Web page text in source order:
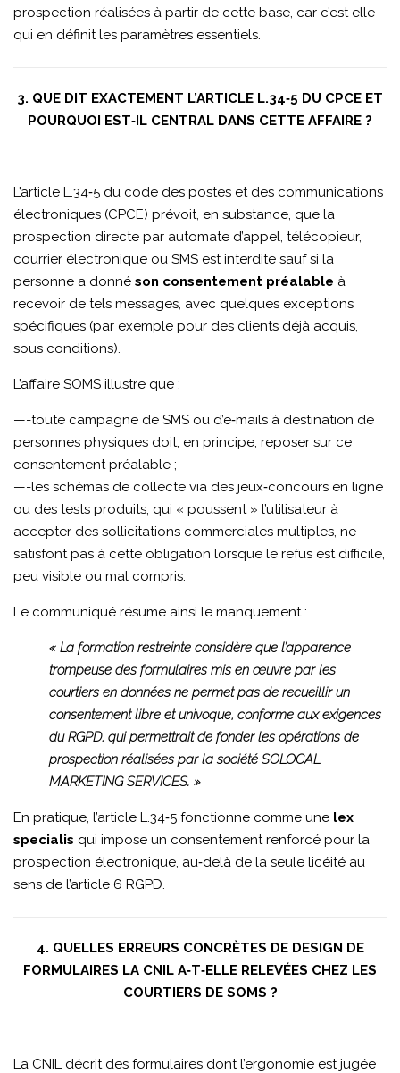
prospection réalisées à partir de cette base, car c’est elle
qui en définit les paramètres essentiels.
3. QUE DIT EXACTEMENT L’ARTICLE L.34‑5 DU CPCE ET
POURQUOI EST‑IL CENTRAL DANS CETTE AFFAIRE ?
L’article L.34‑5 du code des postes et des communications
électroniques (CPCE) prévoit, en substance, que la
prospection directe par automate d’appel, télécopieur,
courrier électronique ou SMS est interdite sauf si la
personne a donné son consentement préalable à
recevoir de tels messages, avec quelques exceptions
spécifiques (par exemple pour des clients déjà acquis,
sous conditions).
L’affaire SOMS illustre que :
—-toute campagne de SMS ou d’e‑mails à destination de
personnes physiques doit, en principe, reposer sur ce
consentement préalable ;
—-les schémas de collecte via des jeux‑concours en ligne
ou des tests produits, qui « poussent » l’utilisateur à
accepter des sollicitations commerciales multiples, ne
satisfont pas à cette obligation lorsque le refus est difficile,
peu visible ou mal compris.
Le communiqué résume ainsi le manquement :
« La formation restreinte considère que l’apparence
trompeuse des formulaires mis en œuvre par les
courtiers en données ne permet pas de recueillir un
consentement libre et univoque, conforme aux exigences
du RGPD, qui permettrait de fonder les opérations de
prospection réalisées par la société SOLOCAL
MARKETING SERVICES. »
En pratique, l’article L.34‑5 fonctionne comme une lex
specialis qui impose un consentement renforcé pour la
prospection électronique, au‑delà de la seule licéité au
sens de l’article 6 RGPD.
4. QUELLES ERREURS CONCRÈTES DE DESIGN DE
FORMULAIRES LA CNIL A‑T‑ELLE RELEVÉES CHEZ LES
COURTIERS DE SOMS ?
La CNIL décrit des formulaires dont l’ergonomie est jugée